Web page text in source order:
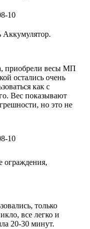
10
Аккумулятор.
приобрели весы МП
остались очень
как с
Вес показывают
но это не
10
ограждения,
только
все легко и
20-30 минут.